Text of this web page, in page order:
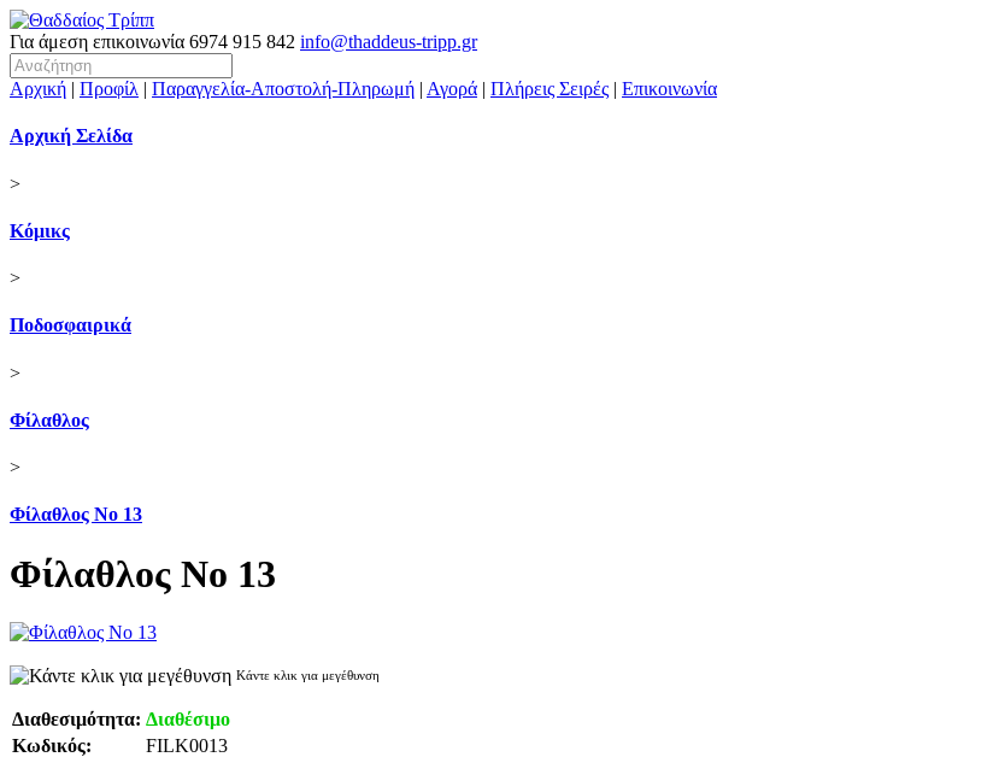
Για άμεση επικοινωνία 6974 915 842 info@thaddeus-tripp.gr
Αρχική | Προφίλ | Παραγγελία-Αποστολή-Πληρωμή | Αγορά | Πλήρεις Σειρές | Επικοινωνία
Αρχική Σελίδα
>
Κόμικς
>
Ποδοσφαιρικά
>
Φίλαθλος
>
Φίλαθλος Νο 13
Φίλαθλος Νο 13
Κάντε κλικ για μεγέθυνση
Διαθεσιμότητα: Διαθέσιμο
Κωδικός:
FILK0013